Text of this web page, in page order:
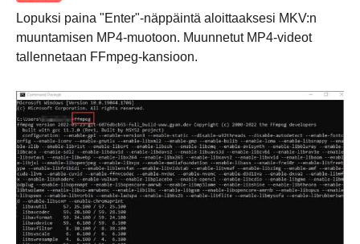
Vaihe 3.
Lopuksi paina "Enter"-näppäintä aloittaaksesi MKV:n
muuntamisen MP4-muotoon. Muunnetut MP4-videot
tallennetaan FFmpeg-kansioon.